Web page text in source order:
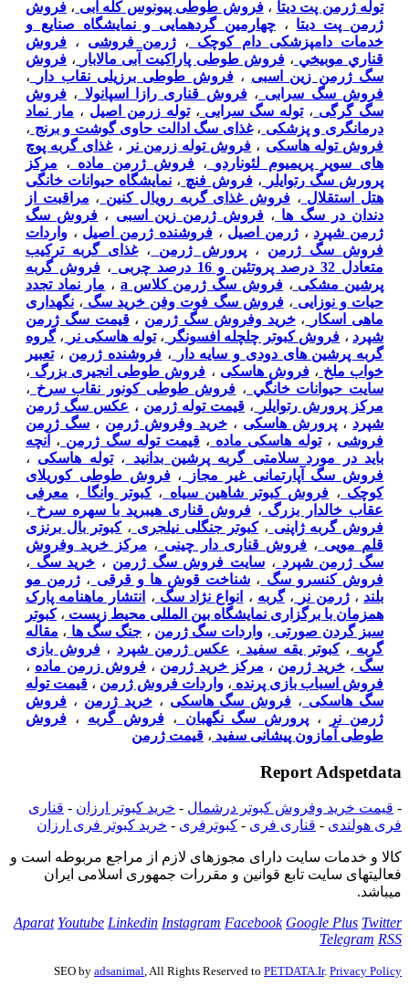
توله ژرمن پت دیتا ،فروش طوطی پیونوس کله آبی ، فروش
ژرمن پت دیتا ،چهارمین گردهمایی و نمایشگاه صنایع و
خدمات دامپزشکی دام کوچک
، ژرمن فروشی ، فروش
قناري موبيخي ،فروش طوطی پاراکیت آبی مالابار ، فروش
سگ ژرمن زین اسبی ،فروش طوطی برزیلی نقاب دار
،
فروش سگ سرابی ،فروش قناری رازا اسپانولا ، فروش
سگ گرگی ،توله سگ سرابی ،توله زرمن اصیل ، مار نماد
درمانگری و پزشکی ،غذای سگ ادالت حاوی گوشت و برنج ،
فروش توله هاسکی ، فروش توله زرمن نر ،غذای گربه پوچ
های سوپر پریمیوم لئوناردو ، فروش ژرمن ماده ، مرکز
پرورش سگ رتوایلر
،فروش فنچ ، نمایشگاه حیوانات خانگی
هتل استقلال ،فروش غذای گربه رویال کنین ، مراقبت از
دندان در سگ ها ، فروش ژرمن زین اسبی ، فروش سگ
ژرمن شپرد ،ژرمن اصیل ،فروشنده ژرمن اصیل ، واردات
فروش سگ ژرمن ،پرورش ژرمن ،غذای گربه ترکیب
متعادل 32 درصد پروتئین و 16 درصد چربی
،فروش گربه
پرشین مشکی ،فروش سگ ژرمن کلاس a ، مار نماد تجدد
حیات و نوزایی ،فروش سگ فوت وفن خرید سگ ، نگهداری
ماهی اسکار
،خرید وفروش سگ ژرمن ،قیمت سگ ژرمن
شپرد ، فروش کبوتر چلچله افسونگر ،توله هاسکی نر ،گروه
گربه پرشین های دودی و سایه دار
، فروشنده ژرمن ،تعبیر
خواب ملخ ،فروش هاسکی ، فروش طوطی انجیری بزرگ ،
سايت حيوانات خانگي ، فروش طوطی کونور نقاب سرخ ،
مرکز پرورش رتوایلر
، قیمت توله ژرمن ، عکس سگ ژرمن
شپرد ،پرورش هاسکی ،خرید وفروش ژرمن ، سگ ژرمن
فروشی ،توله هاسکی ماده ،قیمت توله سگ ژرمن ،
آنچه
باید در مورد سلامتی گربه پرشین بدانید
،توله هاسکی ،
فروش سگ آپارتمانی غیر مجاز
،فروش طوطی کوریلای
کوچک ، فروش کبوتر شاهین سیاه ،کبوتر وانگا ، معرفی
عقاب خالدار بزرگ ،فروش قناری هیبرید با سهره سرخ ،
فروش گربه ژاپنی ،کبوتر جنگلی نیلجری ،کبوتر بال برنزی
قلم مویی ، فروش قناری دار چینی ، مرکز خرید وفروش
سگ ژرمن شپرد ، سایت فروش سگ ژرمن ، خرید سگ ،
فروش کنسرو سگ ، شناخت قوش ها و قرقی ، ژرمن مو
بلند ،ژرمن نر ،گربه ، انواع نژاد سگ ،
انتشار ماهنامه پارک
همزمان با برگزاری نمایشگاه بین المللی محیط زیست ،کبوتر
سبز گردن صورتی ،واردات سگ ژرمن ، جنگ سگ ها ، مقاله
گربه ،کبوتر یقه سفید ، عکس ژرمن شپرد ،فروش بازی
سگ ،خرید ژرمن ، مرکز خرید ژرمن ،فروش زرمن ماده ،
فروش اسباب بازی پرنده ، واردات فروش ژرمن ، قیمت توله
سگ هاسکی ، فروش سگ هاسکی ،خرید ژرمن ، فروش
ژرمن نر
، پرورش سگ نگهبان ،فروش گربه ، فروش
طوطی آمازون پیشانی سفید ، قیمت ژرمن
Report Adspetdata
- قیمت خرید وفروش کبوتر درشمال - خرید کبوتر ارزان - قنارى
فرى هولندی - قنارى فرى - ‌کبوترفری - خرید کبوتر فری ارزان
كالا و خدمات سایت دارای مجوزهای لازم از مراجع مربوطه است و
فعاليتهای سايت تابع قوانين و مقررات جمهوری اسلامی ايران
میباشد.
Aparat Youtube Linkedin Instagram Facebook Google Plus Twitter
Telegram RSS
SEO by adsanimal, All Rights Reserved to PETDATA.Ir. Privacy Policy